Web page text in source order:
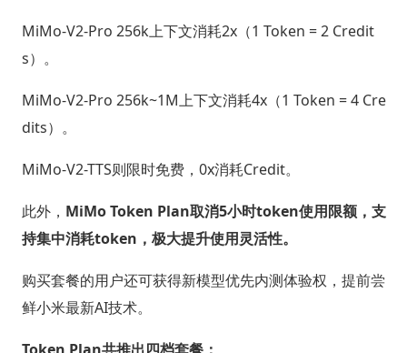
MiMo-V2-Pro 256k上下文消耗2x（1 Token = 2 Credit
s）。
MiMo-V2-Pro 256k~1M上下文消耗4x（1 Token = 4 Cre
dits）。
MiMo-V2-TTS则限时免费，0x消耗Credit。
此外， MiMo Token Plan取消5小时token使用限额，支
持集中消耗token，极大提升使用灵活性。
购买套餐的用户还可获得新模型优先内测体验权，提前尝
鲜小米最新AI技术。